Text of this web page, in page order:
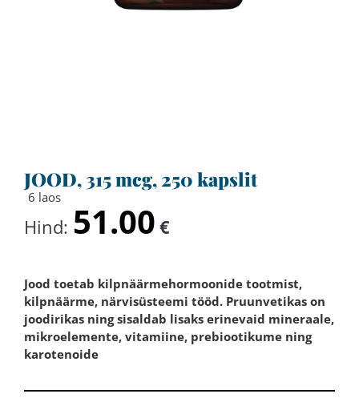
JOOD, 315 mcg, 250 kapslit
6 laos
Hind: 51.00 €
Jood toetab kilpnäärmehormoonide tootmist,
kilpnäärme, närvisüsteemi tööd. Pruunvetikas on
joodirikas ning sisaldab lisaks erinevaid mineraale,
mikroelemente, vitamiine, prebiootikume ning
karotenoide